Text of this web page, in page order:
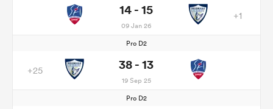
14 - 15
09 Jan 26
+1
Pro D2
+25 38 - 13
19 Sep 25
Pro D2